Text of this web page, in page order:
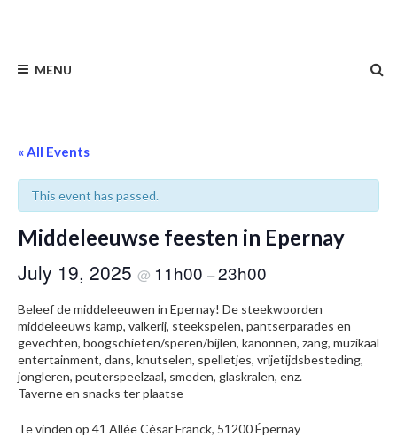
MENU
« All Events
This event has passed.
Middeleeuwse feesten in Epernay
July 19, 2025 @ 11h00 –23h00
Beleef de middeleeuwen in Epernay! De steekwoorden
middeleeuws kamp, valkerij, steekspelen, pantserparades en
gevechten, boogschieten/speren/bijlen, kanonnen, zang, muzikaal
entertainment, dans, knutselen, spelletjes, vrijetijdsbesteding,
jongleren, peuterspeelzaal, smeden, glaskralen, enz.
Taverne en snacks ter plaatse
Te vinden op 41 Allée César Franck, 51200 Épernay